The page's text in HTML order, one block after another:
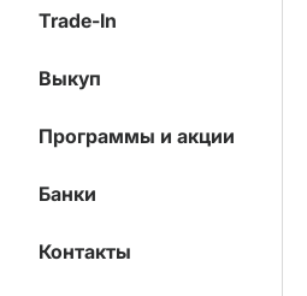
Trade-In
Выкуп
Программы и акции
Банки
Контакты